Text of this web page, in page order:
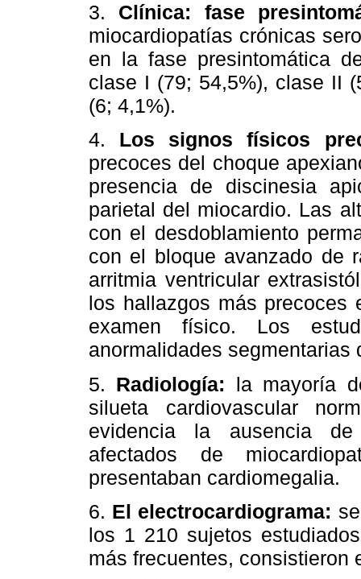
3. Clínica:
fase
miocardiopatías crónicas
en la fase presintomática
clase I (79; 54,5%), clase II
(6; 4,1%).
4. Los signos físicos
precoces del choque
presencia de discinesia
parietal del miocardio. Las
con el desdoblamiento
con el bloque avanzado de
arritmia ventricular
los hallazgos más precoces
examen físico. Los
anormalidades segmentarias
5. Radiología: la mayoría
silueta cardiovascular
evidencia la ausencia
afectados de
presentaban cardiomegalia.
6. El electrocardiograma:
los 1 210 sujetos
más frecuentes, consistieron